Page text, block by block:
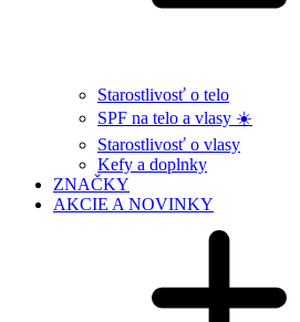
Starostlivosť o telo
SPF na telo a vlasy ☀️
Starostlivosť o vlasy
Kefy a doplnky
ZNAČKY
AKCIE A NOVINKY